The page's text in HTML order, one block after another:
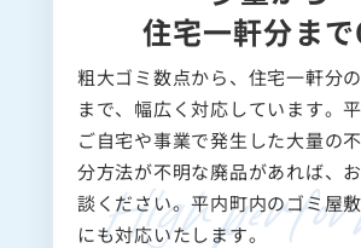
住宅一軒分ま
粗大ゴミ数点から、住宅一軒分
まで、幅広く対応しています。平
ご自宅や事業で発生した大量の
分方法が不明な廃品があれば、
談ください。平内町内のゴミ屋
にも対応いたします。